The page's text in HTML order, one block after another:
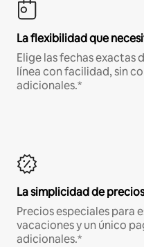
La flexibilidad que
Elige las fechas exactas
línea con facilidad, sin
adicionales.*
La simplicidad de
Precios especiales para
vacaciones y un único
adicionales.*